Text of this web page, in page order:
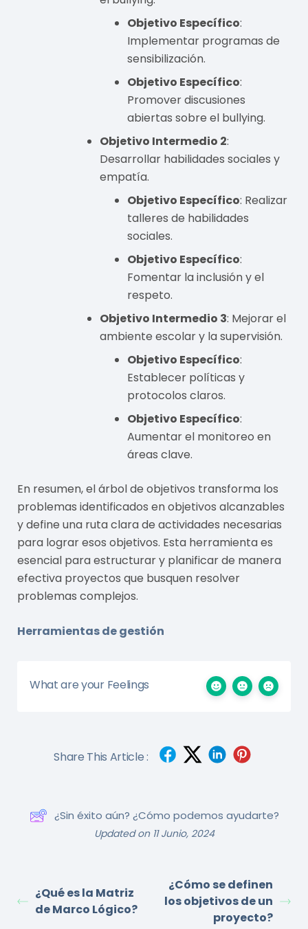
Objetivo Específico:
Implementar programas de
sensibilización.
Objetivo Específico:
Promover discusiones
abiertas sobre el bullying.
Objetivo Intermedio 2:
Desarrollar habilidades sociales y
empatía.
Objetivo Específico: Realizar
talleres de habilidades
sociales.
Objetivo Específico:
Fomentar la inclusión y el
respeto.
Objetivo Intermedio 3: Mejorar el
ambiente escolar y la supervisión.
Objetivo Específico:
Establecer políticas y
protocolos claros.
Objetivo Específico:
Aumentar el monitoreo en
áreas clave.
En resumen, el árbol de objetivos transforma los
problemas identificados en objetivos alcanzables
y define una ruta clara de actividades necesarias
para lograr esos objetivos. Esta herramienta es
esencial para estructurar y planificar de manera
efectiva proyectos que busquen resolver
problemas complejos.
Herramientas de gestión
What are your Feelings
Share This Article :
¿Sin éxito aún? ¿Cómo podemos ayudarte?
Updated on 11 Junio, 2024
¿Qué es la Matriz
de Marco Lógico?
¿Cómo se definen
los objetivos de un
proyecto?